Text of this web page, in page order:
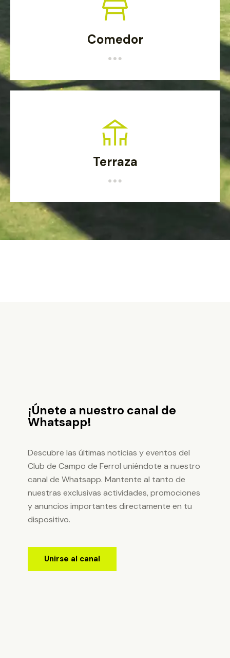
Comedor
Terraza
¡Únete a nuestro canal de
Whatsapp!
Descubre las últimas noticias y eventos del
Club de Campo de Ferrol uniéndote a nuestro
canal de Whatsapp. Mantente al tanto de
nuestras exclusivas actividades, promociones
y anuncios importantes directamente en tu
dispositivo.
Unirse al canal